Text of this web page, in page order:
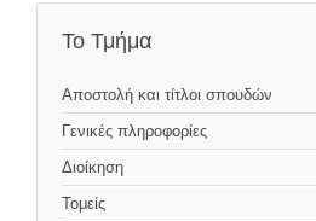
Το Τμήμα
Αποστολή και τίτλοι σπουδών
Γενικές πληροφορίες
Διοίκηση
Τομείς